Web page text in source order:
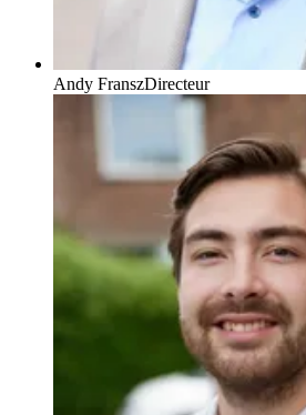
Andy FranszDirecteur